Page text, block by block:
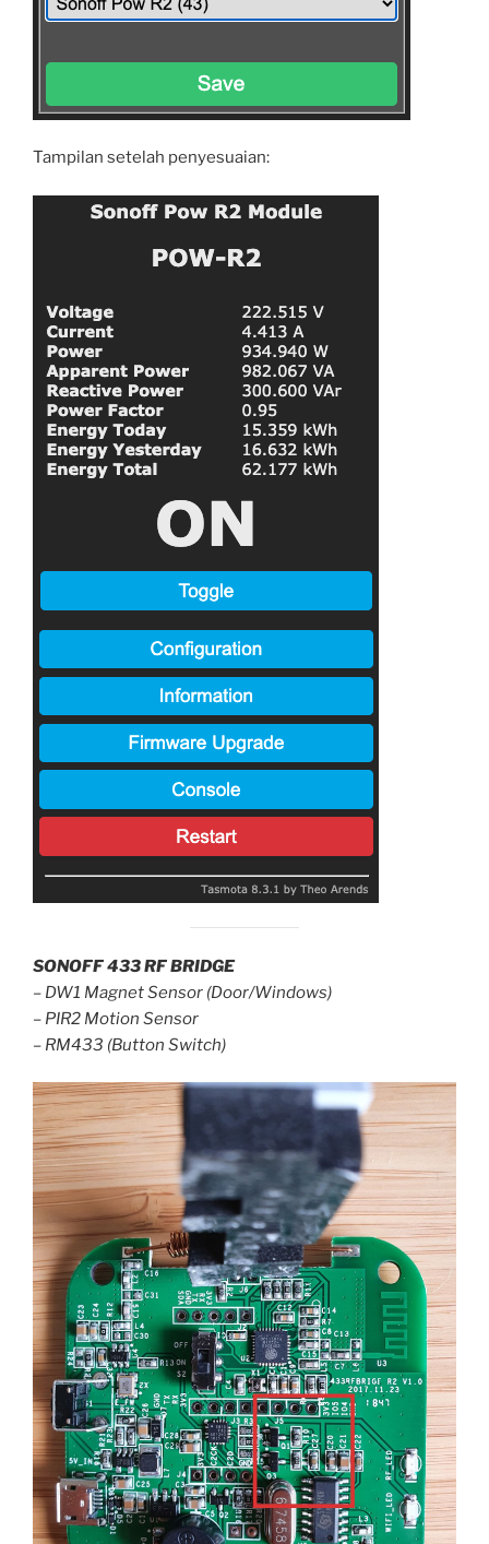
Tampilan setelah penyesuaian:
SONOFF 433 RF BRIDGE
– DW1 Magnet Sensor (Door/Windows)
– PIR2 Motion Sensor
– RM433 (Button Switch)